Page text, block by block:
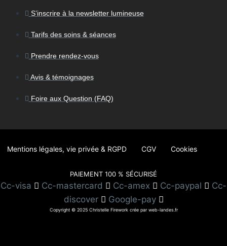
S’inscrire à la newsletter lumineuse
Tarifs des soins & séances
Prendre rendez-vous
Avis & témoignages
Foire aux Question (FAQ)
Mentions légales, vie privée & RGPD CGV Cookies
PAIEMENT 100 % SÉCURISÉ
Cc-visa Cc-mastercard Cc-amex Cc-paypal
Cc-
discover
Google-pay
Copyright © 2025 Christelle Firework crée par web-landes.fr